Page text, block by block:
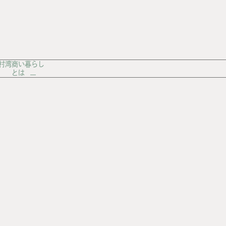
湾商い暮らし
とは